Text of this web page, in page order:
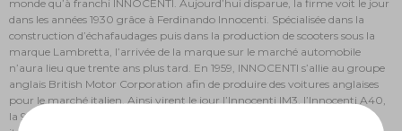
monde qu’à franchi INNOCENTI. Aujourd’hui disparue, la firme voit le jour
dans les années 1930 grâce à Ferdinando Innocenti. Spécialisée dans la
construction d’échafaudages puis dans la production de scooters sous la
marque Lambretta, l’arrivée de la marque sur le marché automobile
n’aura lieu que trente ans plus tard. En 1959, INNOCENTI s’allie au groupe
anglais British Motor Corporation afin de produire des voitures anglaises
pour le marché italien. Ainsi virent le jour l’Innocenti IM3, l’Innocenti A40,
la 950S, mais aussi et surtout la célèbre Mini. Une carrosserie purement